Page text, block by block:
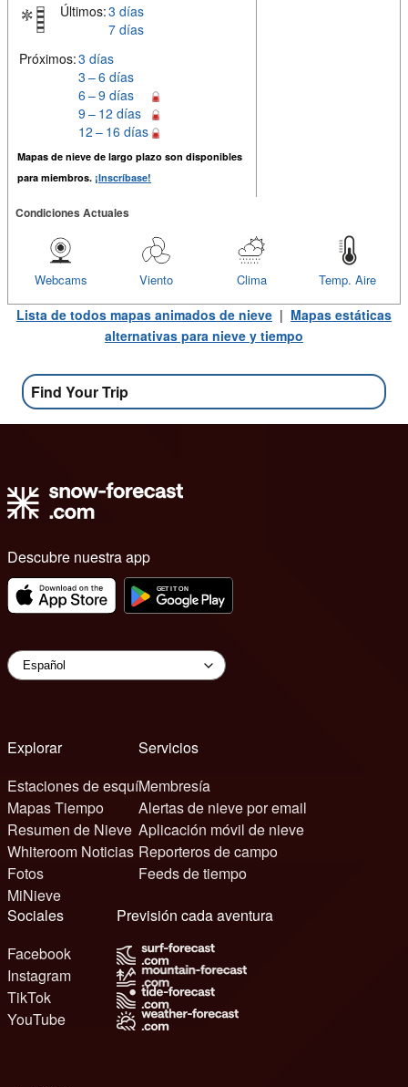
Últimos:3 días
7 días
Próximos:3 días
3 – 6 días
6 – 9 días
9 – 12 días
12 – 16 días
Mapas de nieve de largo plazo son disponibles
para miembros. ¡Inscríbase!
Condiciones Actuales
Temp. Aire
Clima
Viento
Webcams
Lista de todos mapas animados de nieve | Mapas estáticas
alternativas para nieve y tiempo
Find Your Trip
Descubre nuestra app
Explorar
Estaciones de esquí
Mapas Tiempo
Resumen de Nieve
Whiteroom Noticias
Fotos
MiNieve
Servicios
Membresía
Alertas de nieve por email
Aplicación móvil de nieve
Reporteros de campo
Feeds de tiempo
Sociales
Facebook
Instagram
TikTok
YouTube
Previsión cada aventura